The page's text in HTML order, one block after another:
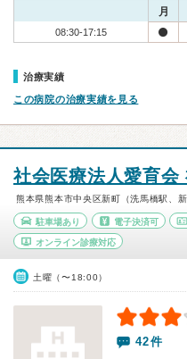
月
08:30-17:15
治療実績
この病院の治療実績を見る
社会医療法人愛育会
熊本県熊本市中央区新町（洗馬橋駅、
駐車場あり 電子決済可
オンライン診療対応
土曜（〜18:00）
42件